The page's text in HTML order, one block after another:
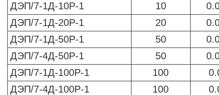
ДЭП/7-1Д-10Р-1
10
ДЭП/7-1Д-20Р-1
20
ДЭП/7-1Д-50Р-1
50
ДЭП/7-4Д-50Р-1
50
ДЭП/7-1Д-100Р-1
100
ДЭП/7-4Д-100Р-1
100